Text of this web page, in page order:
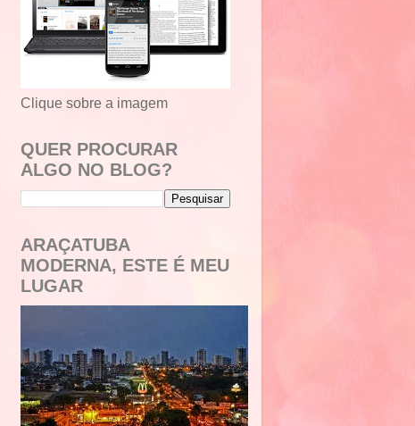
Clique sobre a imagem
QUER PROCURAR
ALGO NO BLOG?
ARAÇATUBA
MODERNA, ESTE É MEU
LUGAR